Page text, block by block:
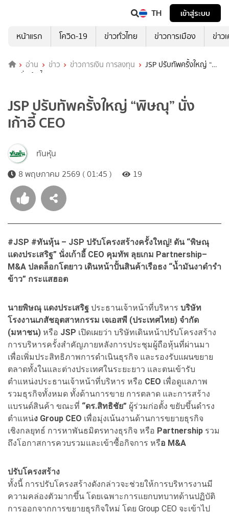
TH
เข้าสู่ระบบ
หน้าแรก
โควิด-19 ข่าวทั่วไทย ข่าวการเมือง ข่าว
อ่าน ข่าว ข่าวการเงิน การลงทุน
JSP ปรับทัพครั้งใหญ่ “พิษ
ณุ” นั่งเก้าอี้ CEO
JSP ปรับทัพครั้งใหญ่ “พิษณุ” นั่ง
เก้าอี้ CEO
ทันหุ้น
8 พฤษภาคม 2569 ( 01:45 )
19
#JSP #ทันหุ้น – JSP ปรับโครงสร้างครั้งใหญ่! ดัน “พิษณุ
แดงประเสริฐ” นั่งเก้าอี้ CEO คุมทัพ ลุยเกม Partnership–
M&A ปลดล็อกโตยาว เดินหน้าปั้นสินค้าเรือธง “น้ำมันงาดำรำ
ข้าว” กระแสฮอต
นายพิษณุ แดงประเสริฐ ประธานเจ้าหน้าที่บริหาร บริษัท
โรงงานเภสัชอุตสาหกรรม เจเอสพี (ประเทศไทย) จำกัด
(มหาชน) หรือ JSP เปิดเผยว่า บริษัทเดินหน้าปรับโครงสร้าง
การบริหารครั้งสำคัญภายหลังการประชุมผู้ถือหุ้นที่ผ่านมา
เพื่อเพิ่มประสิทธิภาพการดำเนินธุรกิจ และรองรับแผนขยาย
ตลาดทั้งในและต่างประเทศในระยะยาว และตนเข้ารับ
ตำแหน่งประธานเจ้าหน้าที่บริหาร หรือ CEO เพื่อดูแลภาพ
รวมธุรกิจทั้งหมด ทั้งด้านการขาย การตลาด และการสร้าง
แบรนด์สินค้า ขณะที่ “ดร.สิทธิชัย” ผู้ร่วมก่อตั้ง ขยับขึ้นดำรง
ตำแหน่ง Group CEO เพื่อมุ่งเน้นงานด้านการขยายธุรกิจ
เชิงกลยุทธ์ การหาพันธมิตรทางธุรกิจ หรือ Partnership รวม
ถึงโอกาสการควบรวมและเข้าซื้อกิจการ หรือ M&A
ปรับโครงสร้าง
ทั้งนี้ การปรับโครงสร้างดังกล่าวจะช่วยให้การบริหารงานมี
ความคล่องตัวมากขึ้น โดยเฉพาะการแยกบทบาทด้านปฏิบัติ
การออกจากการขยายธุรกิจใหม่ โดย Group CEO จะเข้าไป